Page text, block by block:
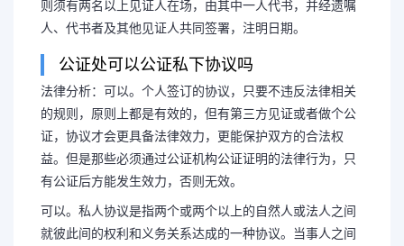
则须有两名以上见证人在场，由其中一人代书，并经遗嘱
人、代书者及其他见证人共同签署，注明日期。
公证处可以公证私下协议吗
法律分析：可以。个人签订的协议，只要不违反法律相关
的规则，原则上都是有效的，但有第三方见证或者做个公
证，协议才会更具备法律效力，更能保护双方的合法权
益。但是那些必须通过公证机构公证证明的法律行为，只
有公证后方能发生效力，否则无效。
可以。私人协议是指两个或两个以上的自然人或法人之间
就彼此间的权利和义务关系达成的一种协议。当事人之间